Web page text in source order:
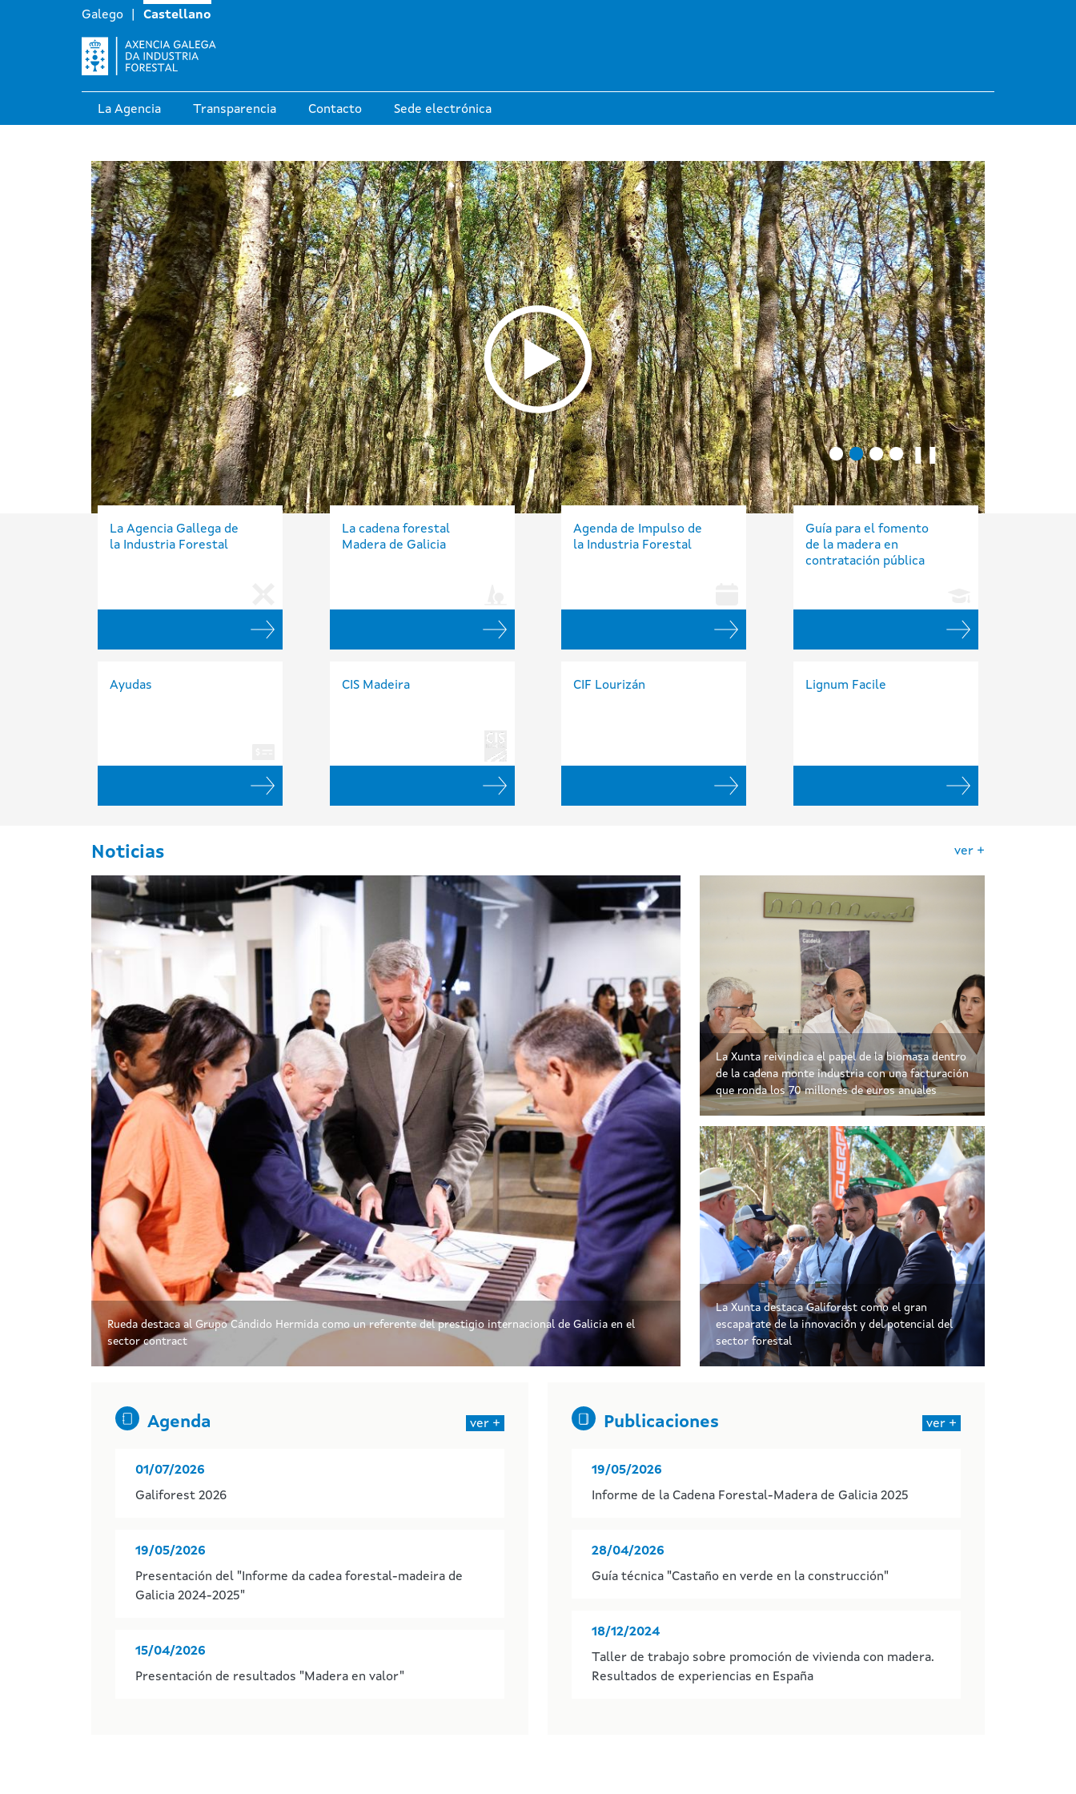
Galego Castellano
La Agencia Transparencia Contacto Sede electrónica
Axencia Galega da Industria Forestal
❚❚
La Agencia Gallega de
la Industria Forestal
La cadena forestal
Madera de Galicia
Agenda de Impulso de
la Industria Forestal
Guía para el fomento
de la madera en
contratación pública
Ayudas CIS Madeira CIF Lourizán Lignum Facile
Noticias ver +
Rueda destaca al Grupo Cándido Hermida como un referente del prestigio internacional de Galicia en el
sector contract
La Xunta reivindica el papel de la biomasa dentro
de la cadena monte industria con una facturación
que ronda los 70 millones de euros anuales
La Xunta destaca Galiforest como el gran
escaparate de la innovación y del potencial del
sector forestal
Agenda ver +
01/07/2026
Galiforest 2026
19/05/2026
Presentación del "Informe da cadea forestal-madeira de
Galicia 2024-2025"
15/04/2026
Presentación de resultados "Madera en valor"
Publicaciones ver +
19/05/2026
Informe de la Cadena Forestal-Madera de Galicia 2025
28/04/2026
Guía técnica "Castaño en verde en la construcción"
18/12/2024
Taller de trabajo sobre promoción de vivienda con madera.
Resultados de experiencias en España